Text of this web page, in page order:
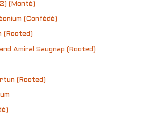
(Monté)
(Confédé)
(Rooted)
Amiral Saugnap (Rooted)
(Rooted)